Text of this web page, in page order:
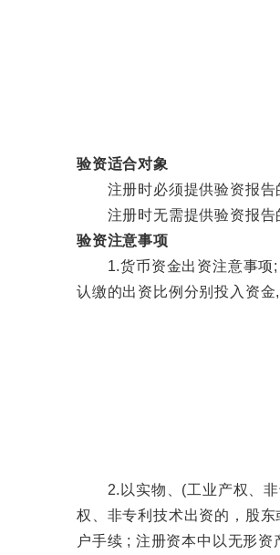
验资适合对象
注册时必须提供验资报告的
注册时无需提供验资报告
验资注意事项
1.货币资金出资注意事项;
认缴的出资比例分别投入资
2.以实物、(工业产权、非
权、非专利技术出资的，股
户手续 ; 注册资本中以无形